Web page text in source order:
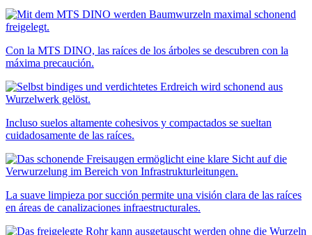
Con la MTS DINO, las raíces de los árboles se descubren con la
máxima precaución.
Incluso suelos altamente cohesivos y compactados se sueltan
cuidadosamente de las raíces.
La suave limpieza por succión permite una visión clara de las raíces
en áreas de canalizaciones infraestructurales.